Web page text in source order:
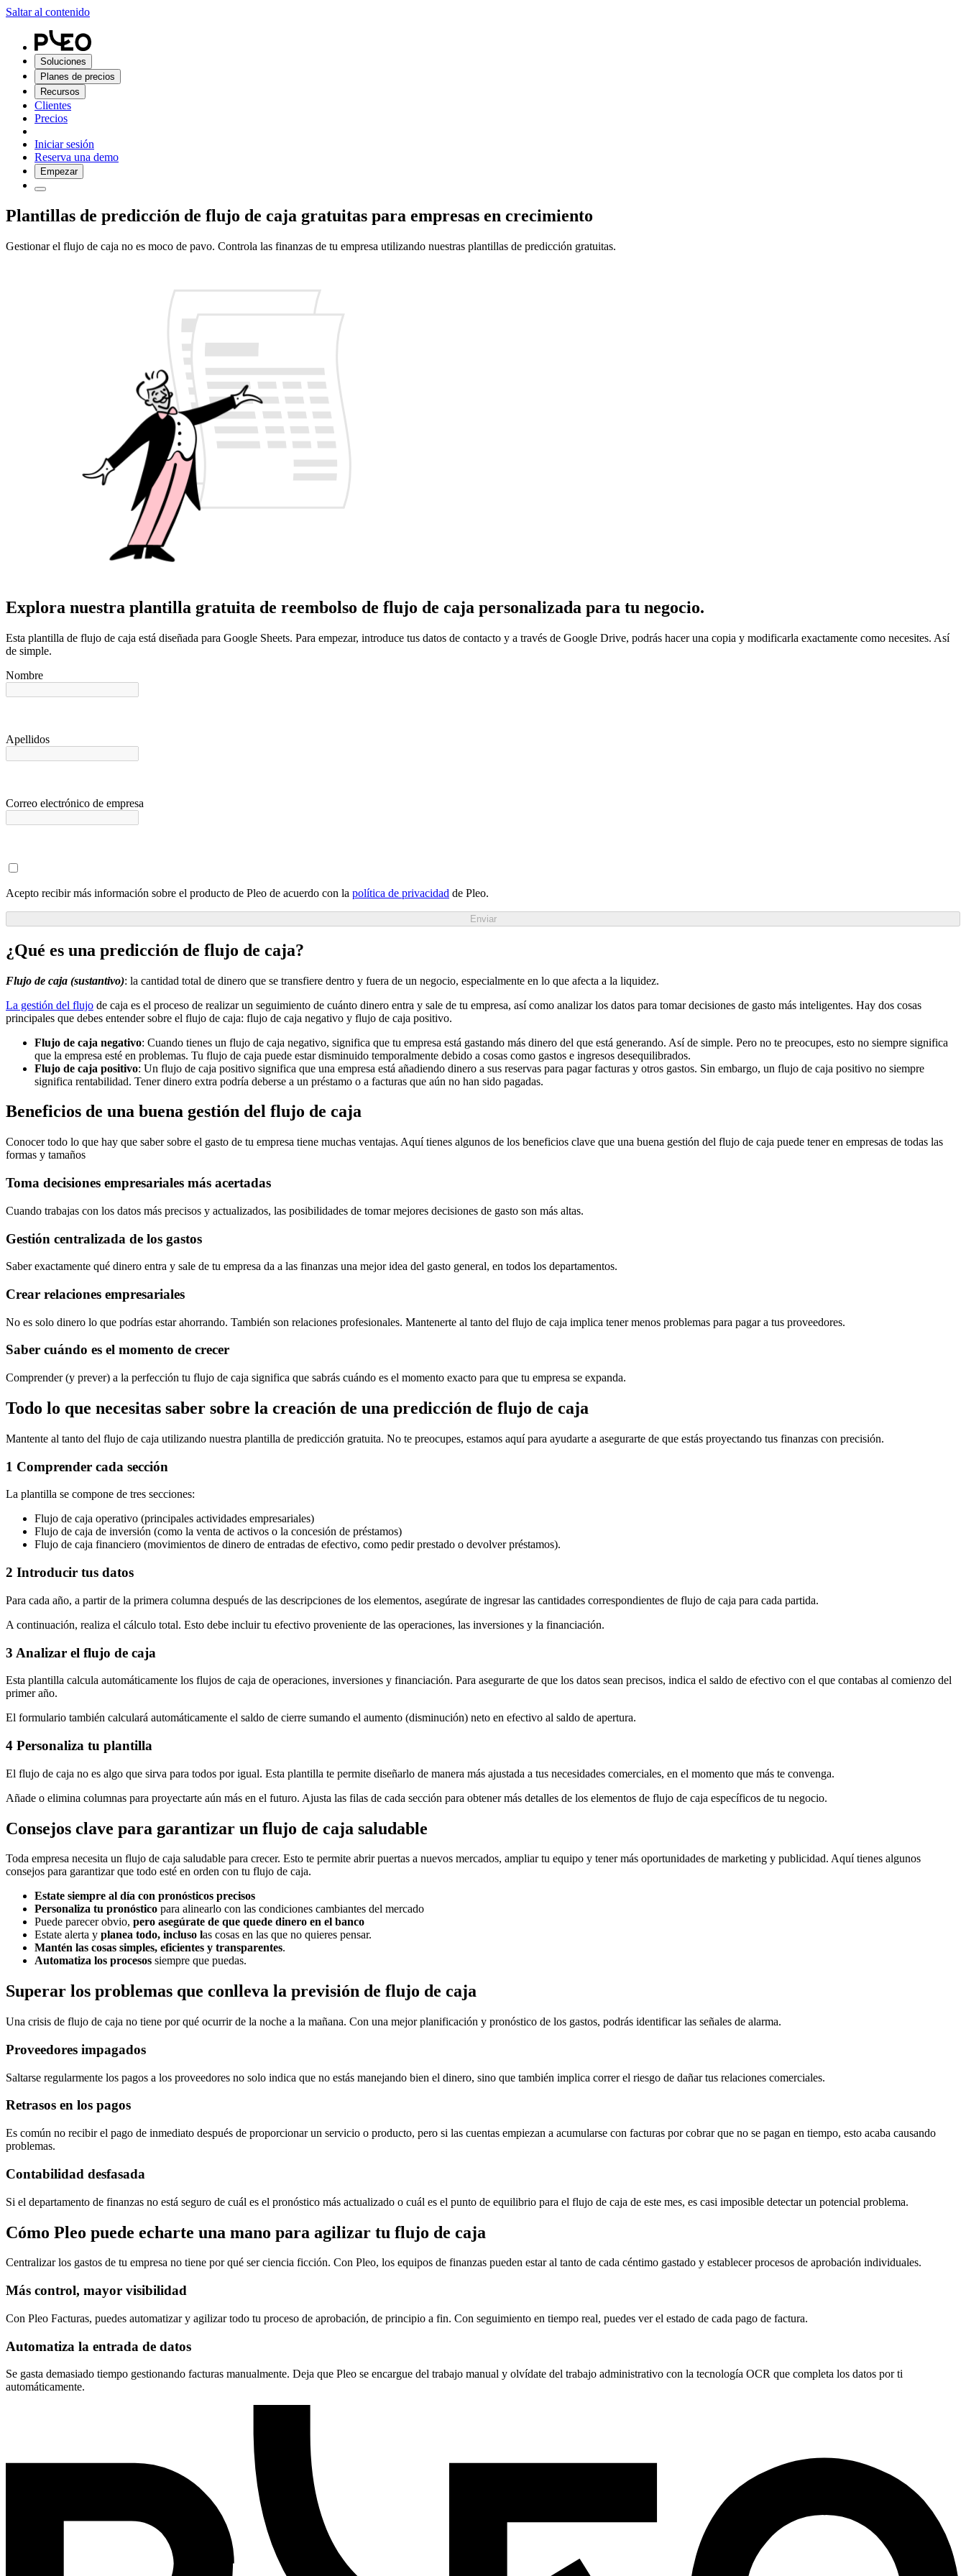
Saltar al contenido
Soluciones
Planes de precios
Recursos
Clientes
Precios
Iniciar sesión
Reserva una demo
Empezar
Plantillas de predicción de flujo de caja gratuitas para empresas en crecimiento
Gestionar el flujo de caja no es moco de pavo. Controla las finanzas de tu empresa utilizando nuestras plantillas de predicción gratuitas.
Explora nuestra plantilla gratuita de reembolso de flujo de caja personalizada para tu negocio.
Esta plantilla de flujo de caja está diseñada para Google Sheets. Para empezar, introduce tus datos de contacto y a través de Google Drive, podrás hacer una copia y modificarla exactamente como necesites. Así
de simple.
Nombre
Apellidos
Correo electrónico de empresa
Acepto recibir más información sobre el producto de Pleo de acuerdo con la política de privacidad de Pleo.
Enviar
¿Qué es una predicción de flujo de caja?
Flujo de caja (sustantivo): la cantidad total de dinero que se transfiere dentro y fuera de un negocio, especialmente en lo que afecta a la liquidez.
La gestión del flujo de caja es el proceso de realizar un seguimiento de cuánto dinero entra y sale de tu empresa, así como analizar los datos para tomar decisiones de gasto más inteligentes. Hay dos cosas
principales que debes entender sobre el flujo de caja: flujo de caja negativo y flujo de caja positivo.
Flujo de caja negativo: Cuando tienes un flujo de caja negativo, significa que tu empresa está gastando más dinero del que está generando. Así de simple. Pero no te preocupes, esto no siempre significa
que la empresa esté en problemas. Tu flujo de caja puede estar disminuido temporalmente debido a cosas como gastos e ingresos desequilibrados.
Flujo de caja positivo: Un flujo de caja positivo significa que una empresa está añadiendo dinero a sus reservas para pagar facturas y otros gastos. Sin embargo, un flujo de caja positivo no siempre
significa rentabilidad. Tener dinero extra podría deberse a un préstamo o a facturas que aún no han sido pagadas.
Beneficios de una buena gestión del flujo de caja
Conocer todo lo que hay que saber sobre el gasto de tu empresa tiene muchas ventajas. Aquí tienes algunos de los beneficios clave que una buena gestión del flujo de caja puede tener en empresas de todas las
formas y tamaños
Toma decisiones empresariales más acertadas
Cuando trabajas con los datos más precisos y actualizados, las posibilidades de tomar mejores decisiones de gasto son más altas.
Gestión centralizada de los gastos
Saber exactamente qué dinero entra y sale de tu empresa da a las finanzas una mejor idea del gasto general, en todos los departamentos.
Crear relaciones empresariales
No es solo dinero lo que podrías estar ahorrando. También son relaciones profesionales. Mantenerte al tanto del flujo de caja implica tener menos problemas para pagar a tus proveedores.
Saber cuándo es el momento de crecer
Comprender (y prever) a la perfección tu flujo de caja significa que sabrás cuándo es el momento exacto para que tu empresa se expanda.
Todo lo que necesitas saber sobre la creación de una predicción de flujo de caja
Mantente al tanto del flujo de caja utilizando nuestra plantilla de predicción gratuita. No te preocupes, estamos aquí para ayudarte a asegurarte de que estás proyectando tus finanzas con precisión.
1 Comprender cada sección
La plantilla se compone de tres secciones:
Flujo de caja operativo (principales actividades empresariales)
Flujo de caja de inversión (como la venta de activos o la concesión de préstamos)
Flujo de caja financiero (movimientos de dinero de entradas de efectivo, como pedir prestado o devolver préstamos).
2 Introducir tus datos
Para cada año, a partir de la primera columna después de las descripciones de los elementos, asegúrate de ingresar las cantidades correspondientes de flujo de caja para cada partida.
A continuación, realiza el cálculo total. Esto debe incluir tu efectivo proveniente de las operaciones, las inversiones y la financiación.
3 Analizar el flujo de caja
Esta plantilla calcula automáticamente los flujos de caja de operaciones, inversiones y financiación. Para asegurarte de que los datos sean precisos, indica el saldo de efectivo con el que contabas al comienzo del
primer año.
El formulario también calculará automáticamente el saldo de cierre sumando el aumento (disminución) neto en efectivo al saldo de apertura.
4 Personaliza tu plantilla
El flujo de caja no es algo que sirva para todos por igual. Esta plantilla te permite diseñarlo de manera más ajustada a tus necesidades comerciales, en el momento que más te convenga.
Añade o elimina columnas para proyectarte aún más en el futuro. Ajusta las filas de cada sección para obtener más detalles de los elementos de flujo de caja específicos de tu negocio.
Consejos clave para garantizar un flujo de caja saludable
Toda empresa necesita un flujo de caja saludable para crecer. Esto te permite abrir puertas a nuevos mercados, ampliar tu equipo y tener más oportunidades de marketing y publicidad. Aquí tienes algunos
consejos para garantizar que todo esté en orden con tu flujo de caja.
Estate siempre al día con pronósticos precisos
Personaliza tu pronóstico para alinearlo con las condiciones cambiantes del mercado
Puede parecer obvio, pero asegúrate de que quede dinero en el banco
Estate alerta y planea todo, incluso las cosas en las que no quieres pensar.
Mantén las cosas simples, eficientes y transparentes.
Automatiza los procesos siempre que puedas.
Superar los problemas que conlleva la previsión de flujo de caja
Una crisis de flujo de caja no tiene por qué ocurrir de la noche a la mañana. Con una mejor planificación y pronóstico de los gastos, podrás identificar las señales de alarma.
Proveedores impagados
Saltarse regularmente los pagos a los proveedores no solo indica que no estás manejando bien el dinero, sino que también implica correr el riesgo de dañar tus relaciones comerciales.
Retrasos en los pagos
Es común no recibir el pago de inmediato después de proporcionar un servicio o producto, pero si las cuentas empiezan a acumularse con facturas por cobrar que no se pagan en tiempo, esto acaba causando
problemas.
Contabilidad desfasada
Si el departamento de finanzas no está seguro de cuál es el pronóstico más actualizado o cuál es el punto de equilibrio para el flujo de caja de este mes, es casi imposible detectar un potencial problema.
Cómo Pleo puede echarte una mano para agilizar tu flujo de caja
Centralizar los gastos de tu empresa no tiene por qué ser ciencia ficción. Con Pleo, los equipos de finanzas pueden estar al tanto de cada céntimo gastado y establecer procesos de aprobación individuales.
Más control, mayor visibilidad
Con Pleo Facturas, puedes automatizar y agilizar todo tu proceso de aprobación, de principio a fin. Con seguimiento en tiempo real, puedes ver el estado de cada pago de factura.
Automatiza la entrada de datos
Se gasta demasiado tiempo gestionando facturas manualmente. Deja que Pleo se encargue del trabajo manual y olvídate del trabajo administrativo con la tecnología OCR que completa los datos por ti
automáticamente.